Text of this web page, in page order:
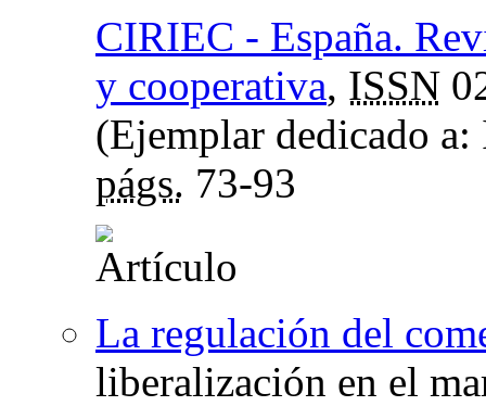
CIRIEC - España.
y cooperativa, ISSN
(Ejemplar dedicado
págs. 73-93
La regulación del
liberalización en el